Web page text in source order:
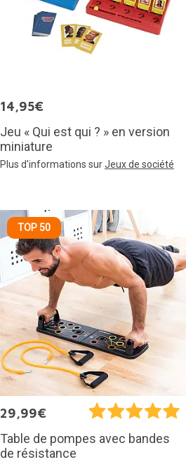
14,95€
Jeu « Qui est qui ? » en version
miniature
Plus d'informations surJeux de société
TOP 50
29,99€
Table de pompes avec bandes
de résistance